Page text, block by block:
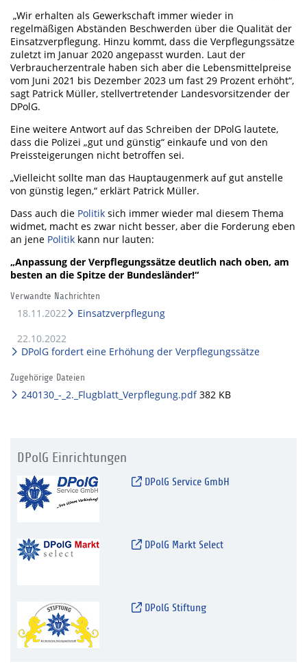
„Wir erhalten als Gewerkschaft immer wieder in
regelmäßigen Abständen Beschwerden über die Qualität der
Einsatzverpflegung. Hinzu kommt, dass die Verpflegungssätze
zuletzt im Januar 2020 angepasst wurden. Laut der
Verbraucherzentrale haben sich aber die Lebensmittelpreise
vom Juni 2021 bis Dezember 2023 um fast 29 Prozent erhöht“,
sagt Patrick Müller, stellvertretender Landesvorsitzender der
DPolG.
Eine weitere Antwort auf das Schreiben der DPolG lautete,
dass die Polizei „gut und günstig“ einkaufe und von den
Preissteigerungen nicht betroffen sei.
„Vielleicht sollte man das Hauptaugenmerk auf gut anstelle
von günstig legen,“ erklärt Patrick Müller.
Dass auch die Politik sich immer wieder mal diesem Thema
widmet, macht es zwar nicht besser, aber die Forderung eben
an jene Politik kann nur lauten:
„Anpassung der Verpflegungssätze deutlich nach oben, am
besten an die Spitze der Bundesländer!“
Verwandte Nachrichten
18.11.2022
Einsatzverpflegung
22.10.2022
DPolG fordert eine Erhöhung der Verpflegungssätze
Zugehörige Dateien
240130_-_2._Flugblatt_Verpflegung.pdf382 KB
DPolG Einrichtungen
DPolG Service GmbH
DPolG Markt Select
DPolG Stiftung